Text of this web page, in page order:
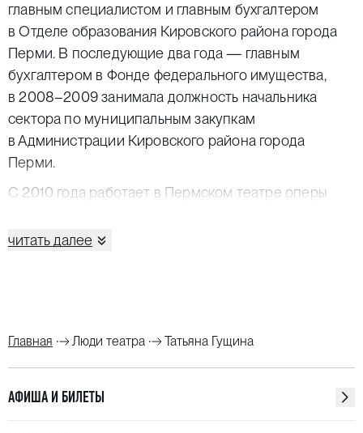
главным специалистом и главным бухгалтером
в Отделе образования Кировского района города
Перми. В последующие два года — главным
бухгалтером в Фонде федерального имущества,
в 2008–2009 занимала должность начальника
сектора по муниципальным закупкам
в Администрации Кировского района города
Перми.
С 2010 года работает в Пермском театре оперы
заместителем главного бухгалтера,
читать далее
Главная Люди театра Татьяна Гущина
АФИША И БИЛЕТЫ